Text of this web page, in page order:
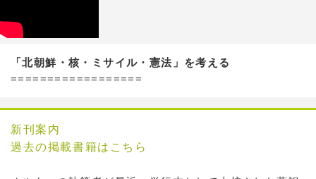
「北朝鮮・核・ミサイル・憲法」を考える
==================
新刊案内
過去の掲載書籍はこちら